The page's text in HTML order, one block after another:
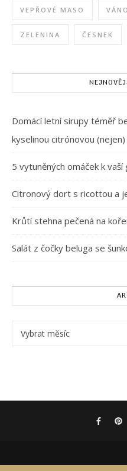
VEPŘOVÉ MASO
ZELENINA ČESNEK
Domácí letní sirupy téměř
kyselinou citrónovou (nejen)
5 vytuněných omáček k vaší
Citronový dort s ricottou a
Krůtí stehna pečená na
Salát z čočky beluga se